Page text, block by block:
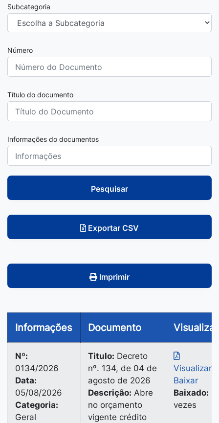
Subcategoria
Número
Título do documento
Informações do documentos
Pesquisar
Exportar CSV
Imprimir
Informações Documento Visualizar
Nº:
0134/2026
Data:
05/08/2026
Categoria:
Geral
Titulo: Decreto
nº. 134, de 04 de
agosto de 2026
Descrição: Abre
no orçamento
vigente crédito
Visualizar
Baixar
Baixado:
vezes